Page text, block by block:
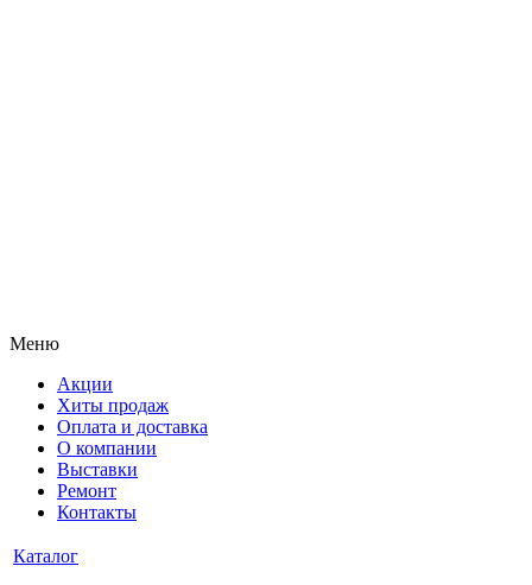
Меню
Акции
Хиты продаж
Оплата и доставка
О компании
Выставки
Ремонт
Контакты
Каталог